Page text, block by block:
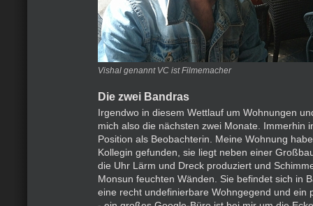
Vishal genannt VC ist Filmemacher
Die zwei Bandras
Irgendwo in diesem Wettlauf um Wohnungen
mich also die nächsten zwei Monate. Immerhin
Position als Beobachterin. Meine Wohnung
Kollegin gefunden, sie liegt neben einer
die Uhr Lärm und Dreck produziert und
Monsun feuchten Wänden. Sie befindet sich in
eine recht undefinierbare Wohngegend und ein